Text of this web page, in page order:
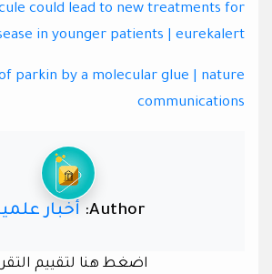
could lead to new treatments for
in younger patients | eurekalert
parkin by a molecular glue | nature
communications
Author: أخبار
اضغط هنا لتقييم